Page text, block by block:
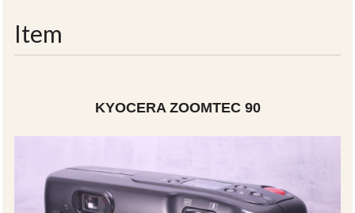
Item
KYOCERA ZOOMTEC 90